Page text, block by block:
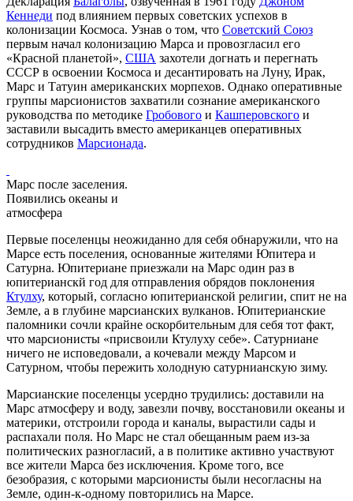
Кеннеди под влиянием первых советских успехов в
колонизации Космоса. Узнав о том, что Советский Союз
первым начал колонизацию Марса и провозгласил его
«Красной планетой», США захотели догнать и перегнать
СССР в освоении Космоса и десантировать на Луну, Ирак,
Марс и Татуин американских морпехов. Однако оперативные
группы марсионистов захватили сознание американского
руководства по методике Гробового и Кашперовского и
заставили высадить вместо американцев оперативных
сотрудников Марсионада.
Марс после заселения.
Появились океаны и
атмосфера
Первые поселенцы неожиданно для себя обнаружили, что на
Марсе есть поселения, основанные жителями Юпитера и
Сатурна. Юпитериане приезжали на Марс один раз в
юпитерианскй год для отправления обрядов поклонения
Ктулху, который, согласно юпитерианской религии, спит не на
Земле, а в глубине марсианских вулканов. Юпитерианские
паломники сочли крайне оскорбительным для себя тот факт,
что марсионисты «присвоили Ктулуху себе». Сатурниане
ничего не исповедовали, а кочевали между Марсом и
Сатурном, чтобы пережить холодную сатурнианскую зиму.
Марсианские поселенцы усердно трудились: доставили на
Марс атмосферу и воду, завезли почву, восстановили океаны и
материки, отстроили города и каналы, вырастили сады и
распахали поля. Но Марс не стал обещанным раем из-за
политических разногласий, а в политике активно участвуют
все жители Марса без исключения. Кроме того, все
безобразия, с которыми марсионисты были несогласны на
Земле, один-к-одному повторились на Марсе.